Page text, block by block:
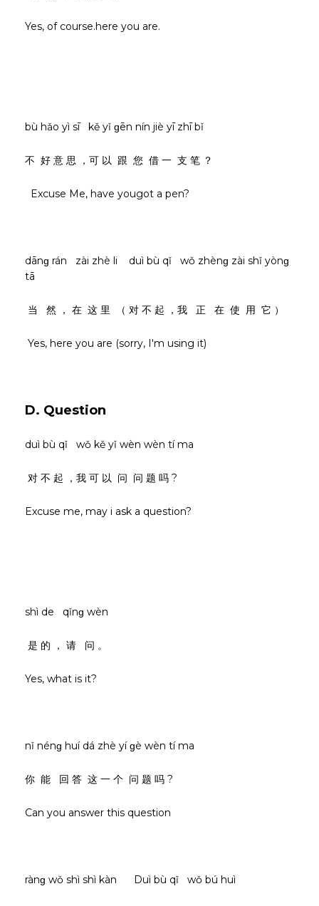
Yes, of course.here you are.
bù hǎo yì sī kě yǐ ɡēn nín jiè yī zhī bǐ
不 好 意 思 ，可 以 跟 您 借 一 支 笔 ？
Excuse Me, have yougot a pen?
dānɡ rán zài zhè li duì bù qǐ wǒ zhènɡ zài shǐ yònɡ
tā
当 然 ， 在 这 里 （ 对 不 起 ，我 正 在 使 用 它 ）
Yes, here you are (sorry, I'm using it)
D. Question
duì bù qǐ wǒ kě yǐ wèn wèn tí ma
对 不 起 ，我 可 以 问 问 题 吗 ?
Excuse me, may i ask a question?
shì de qǐnɡ wèn
是 的 ， 请 问 。
Yes, what is it?
nǐ nénɡ huí dá zhè yí ɡè wèn tí ma
你 能 回 答 这 一 个 问 题 吗 ?
Can you answer this question
rànɡ wǒ shì shì kàn Duì bù qǐ wǒ bú huì